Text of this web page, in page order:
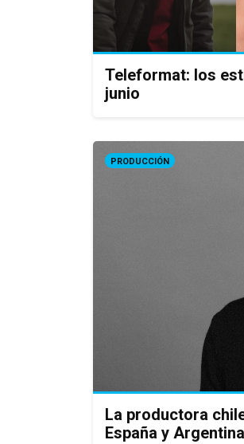
Teleformat: los
junio
PRODUCCIÓN
La productora
España y Argentina